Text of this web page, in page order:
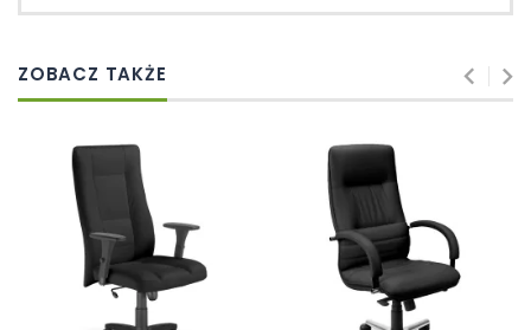
ZOBACZ TAKŻE